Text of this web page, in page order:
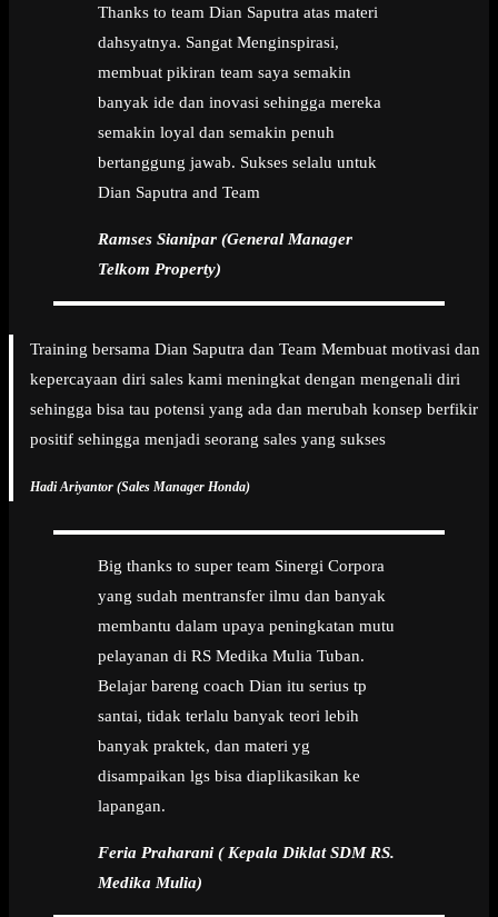
Thanks to team Dian Saputra atas materi
dahsyatnya. Sangat Menginspirasi,
membuat pikiran team saya semakin
banyak ide dan inovasi sehingga mereka
semakin loyal dan semakin penuh
bertanggung jawab. Sukses selalu untuk
Dian Saputra and Team
Ramses Sianipar (General Manager
Telkom Property)
Training bersama Dian Saputra dan Team Membuat motivasi dan
kepercayaan diri sales kami meningkat dengan mengenali diri
sehingga bisa tau potensi yang ada dan merubah konsep berfikir
positif sehingga menjadi seorang sales yang sukses
Hadi Ariyantor (Sales Manager Honda)
Big thanks to super team Sinergi Corpora
yang sudah mentransfer ilmu dan banyak
membantu dalam upaya peningkatan mutu
pelayanan di RS Medika Mulia Tuban.
Belajar bareng coach Dian itu serius tp
santai, tidak terlalu banyak teori lebih
banyak praktek, dan materi yg
disampaikan lgs bisa diaplikasikan ke
lapangan.
Feria Praharani ( Kepala Diklat SDM RS.
Medika Mulia)